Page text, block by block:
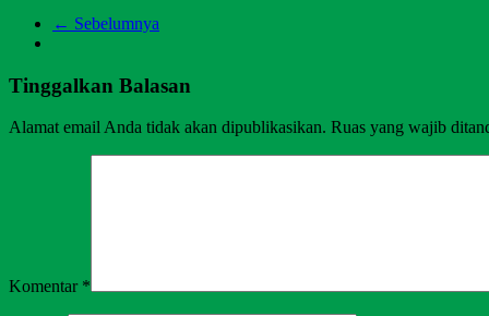
← Sebelumnya
Tinggalkan Balasan
Alamat email Anda tidak akan dipublikasikan. Ruas yang wajib
Komentar *